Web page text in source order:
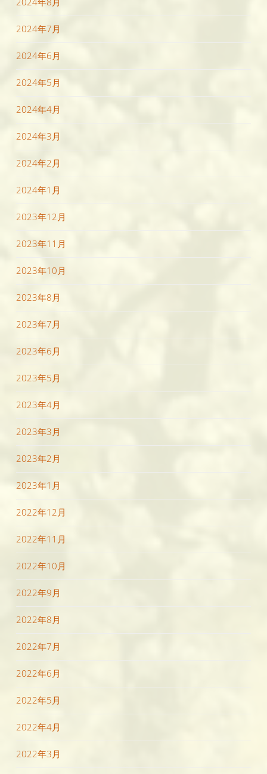
2024年7月
2024年6月
2024年5月
2024年4月
2024年3月
2024年2月
2024年1月
2023年12月
2023年11月
2023年10月
2023年8月
2023年7月
2023年6月
2023年5月
2023年4月
2023年3月
2023年2月
2023年1月
2022年12月
2022年11月
2022年10月
2022年9月
2022年8月
2022年7月
2022年6月
2022年5月
2022年4月
2022年3月